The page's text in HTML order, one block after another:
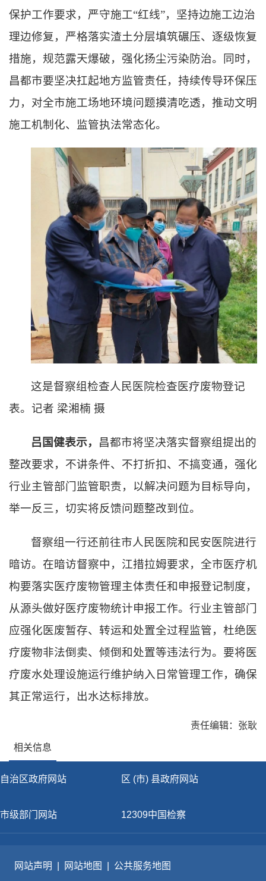
保护工作要求，严守施工“红线”，坚持边施工边治
理边修复，严格落实渣土分层填筑碾压、逐级恢复
措施，规范露天爆破，强化扬尘污染防治。同时，
昌都市要坚决扛起地方监管责任，持续传导环保压
力，对全市施工场地环境问题摸清吃透，推动文明
施工机制化、监管执法常态化。
这是督察组检查人民医院检查医疗废物登记
表。记者 梁湘楠 摄
吕国健表示， 昌都市将坚决落实督察组提出的
整改要求，不讲条件、不打折扣、不搞变通，强化
行业主管部门监管职责，以解决问题为目标导向，
举一反三，切实将反馈问题整改到位。
督察组一行还前往市人民医院和民安医院进行
暗访。在暗访督察中，江措拉姆要求，全市医疗机
构要落实医疗废物管理主体责任和申报登记制度，
从源头做好医疗废物统计申报工作。行业主管部门
应强化医废暂存、转运和处置全过程监管，杜绝医
疗废物非法倒卖、倾倒和处置等违法行为。要将医
疗废水处理设施运行维护纳入日常管理工作，确保
其正常运行，出水达标排放。
责任编辑：张耿
相关信息
自治区政府网站 区 (市) 县政府网站
市级部门网站 12309中国检察
网站声明 网站地图 公共服务地图